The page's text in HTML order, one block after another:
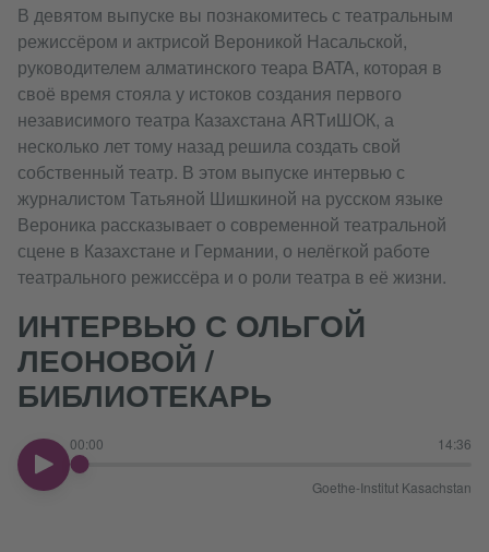
В девятом выпуске вы познакомитесь с театральным
режиссёром и актрисой Вероникой Насальской,
руководителем алматинского теара BATA, которая в
своё время стояла у истоков создания первого
независимого театра Казахстана ARTиШОК, а
несколько лет тому назад решила создать свой
собственный театр. В этом выпуске интервью с
журналистом Татьяной Шишкиной на русском языке
Вероника рассказывает о современной театральной
сцене в Казахстане и Германии, о нелёгкой работе
театрального режиссёра и о роли театра в её жизни.
ИНТЕРВЬЮ С ОЛЬГОЙ
ЛЕОНОВОЙ /
БИБЛИОТЕКАРЬ
00:00
14:36
00:00
Goethe-Institut Kasachstan